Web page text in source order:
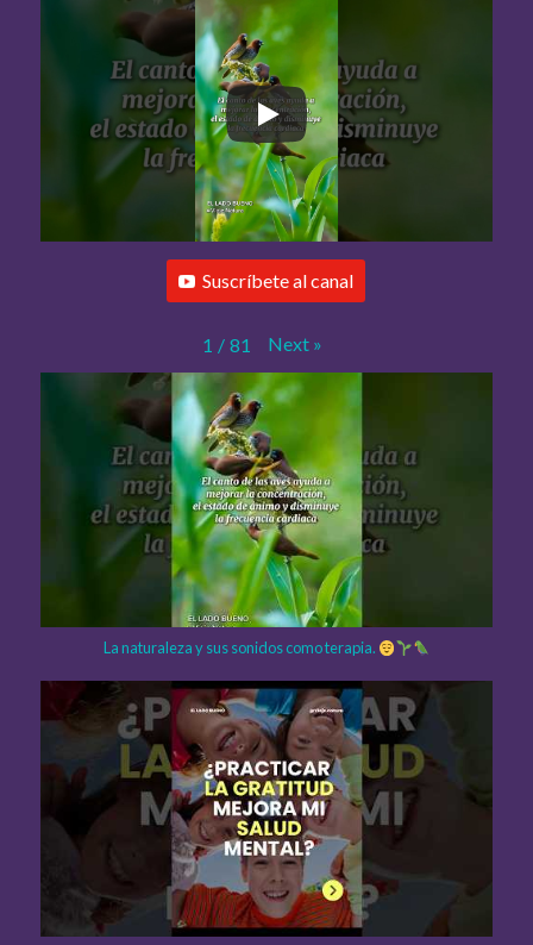
Suscríbete al canal
1 / 81 Next »
La naturaleza y sus sonidos como terapia.